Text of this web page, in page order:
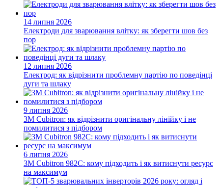
14 липня 2026
Електроди для зварювання влітку: як зберегти шов без
пор
12 липня 2026
Електрод: як відрізнити проблемну партію по поведінці
дуги та шлаку
9 липня 2026
3M Cubitron: як відрізнити оригінальну лінійку і не
помилитися з підбором
6 липня 2026
3M Cubitron 982C: кому підходить і як витиснути ресурс
на максимум